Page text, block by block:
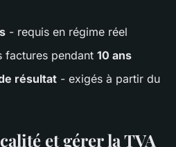
- requis en régime réel
factures pendant 10 ans
résultat - exigés à partir du
et gérer la TVA